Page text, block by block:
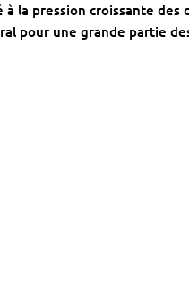
à la pression croissante
pour une grande partie